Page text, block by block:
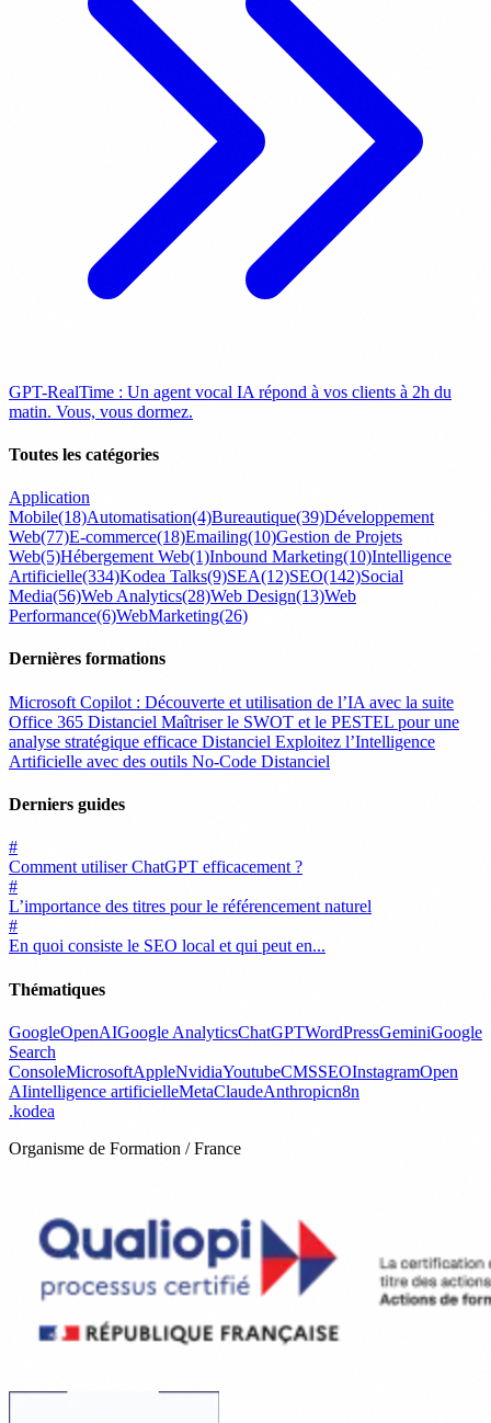
GPT-RealTime : Un agent vocal IA répond à vos clients à 2h du
matin. Vous, vous dormez.
Toutes les catégories
Application
Mobile(18)Automatisation(4)Bureautique(39)Développement
Web(77)E-commerce(18)Emailing(10)Gestion de Projets
Web(5)Hébergement Web(1)Inbound Marketing(10)Intelligence
Artificielle(334)Kodea Talks(9)SEA(12)SEO(142)Social
Media(56)Web Analytics(28)Web Design(13)Web
Performance(6)WebMarketing(26)
Dernières formations
Microsoft Copilot : Découverte et utilisation de l’IA avec la suite
Office 365 Distanciel Maîtriser le SWOT et le PESTEL pour une
analyse stratégique efficace Distanciel Exploitez l’Intelligence
Artificielle avec des outils No-Code Distanciel
Derniers guides
#
Comment utiliser ChatGPT efficacement ?
#
L’importance des titres pour le référencement naturel
#
En quoi consiste le SEO local et qui peut en...
Thématiques
GoogleOpenAIGoogle AnalyticsChatGPTWordPressGeminiGoogle
Search
ConsoleMicrosoftAppleNvidiaYoutubeCMSSEOInstagramOpen
AIintelligence artificielleMetaClaudeAnthropicn8n
.kodea
Organisme de Formation / France